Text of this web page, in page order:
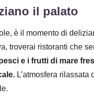
il palato
è il momento di
troverai ristoranti che
e i frutti di mare
L’atmosfera